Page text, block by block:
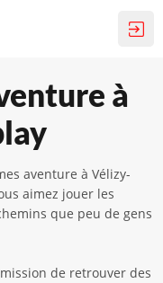
à
aventure à Vélizy-
aimez jouer les
que peu de gens
de retrouver des